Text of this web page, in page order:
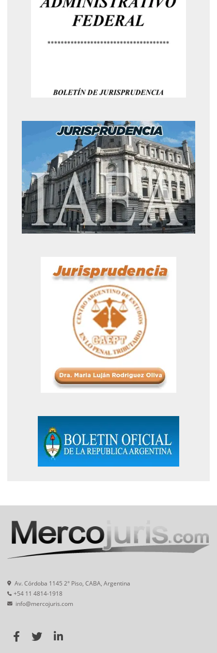
Av. Córdoba 1145 2° Piso, CABA, Argentina
+54 11 4814-1918
info@mercojuris.com